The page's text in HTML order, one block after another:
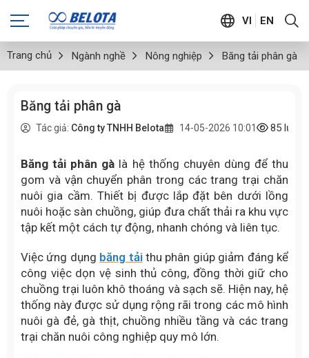
VI EN
Trang chủ Ngành nghề Nông nghiệp Băng tải phân gà
Băng tải phân gà
Tác giả: Công ty TNHH Belota 14-05-2026 10:01 85 lượt
Băng tải phân gà là hệ thống chuyên dùng để thu
gom và vận chuyển phân trong các trang trại chăn
nuôi gia cầm. Thiết bị được lắp đặt bên dưới lồng
nuôi hoặc sàn chuồng, giúp đưa chất thải ra khu vực
tập kết một cách tự động, nhanh chóng và liên tục.
Việc ứng dụng băng tảithu phân giúp giảm đáng kể
công việc dọn vệ sinh thủ công, đồng thời giữ cho
chuồng trại luôn khô thoáng và sạch sẽ. Hiện nay, hệ
thống này được sử dụng rộng rãi trong các mô hình
nuôi gà đẻ, gà thịt, chuồng nhiều tầng và các trang
trại chăn nuôi công nghiệp quy mô lớn.